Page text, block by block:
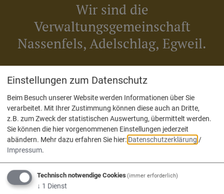
Wir sind die
Verwaltungsgemeinschaft
Nassenfels, Adelschlag, Egweil.
Adelschlag Egweil Nassenfels
Service
Einstellungen zum Datenschutz
Beim Besuch unserer Website werden Informationen über Sie
verarbeitet. Mit Ihrer Zustimmung können diese auch an Dritte,
z.B. zum Zweck der statistischen Auswertung, übermittelt werden.
Sie können die hier vorgenommenen Einstellungen jederzeit
abändern. Mehr dazu erfahren Sie hier:Datenschutzerklärung /
Impressum.
Technisch notwendige Cookies(immer erforderlich)
↓ 1 Dienst